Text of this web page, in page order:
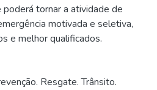
tornar a atividade de
motivada e seletiva,
e melhor qualificados.
Resgate. Trânsito.